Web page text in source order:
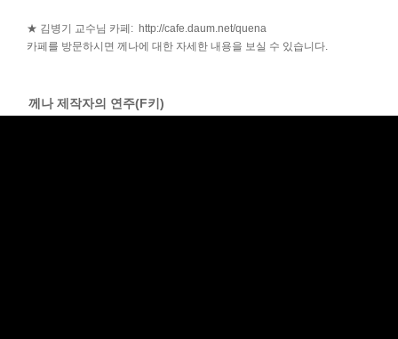
★ 김병기 교수님 카페: http://cafe.daum.net/quena
카페를 방문하시면 께나에 대한 자세한 내용을 보실 수 있습니다.
께나 제작자의 연주(F키)